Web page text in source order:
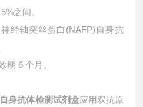
之间。
经轴突丝蛋白(NAFP)自身抗
6 个月。
身抗体检测试剂盒应用双抗原